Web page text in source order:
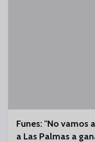
Funes: "No vamos
a Las Palmas a